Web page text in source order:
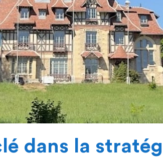
dans la